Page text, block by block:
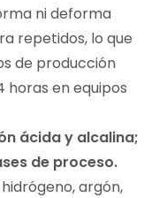
ni deforma
repetidos, lo que
de producción
en equipos
ácida y alcalina;
de proceso.
argón,